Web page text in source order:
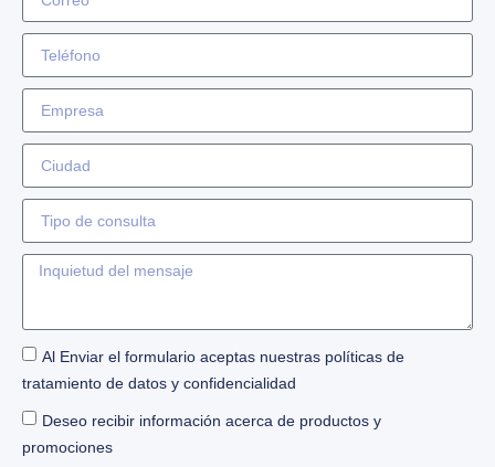
Al Enviar el formulario aceptas nuestras políticas de
tratamiento de datos y confidencialidad
Deseo recibir información acerca de productos y
promociones